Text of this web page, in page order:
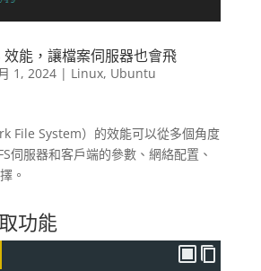
效能，讓檔案伺服器也會飛
1, 2024| Linux, Ubuntu
File System）的效能可以從多個角度
伺服器和客戶端的參數、網絡配置、
。
功能